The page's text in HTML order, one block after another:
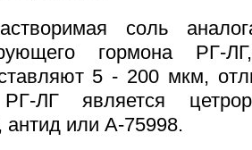
соль
гормона РГ-
5 - 200 мкм,
ЛГ является
антид или А-75998.